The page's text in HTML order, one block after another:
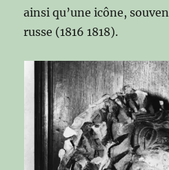
ainsi qu’une icône,
russe (1816 1818).